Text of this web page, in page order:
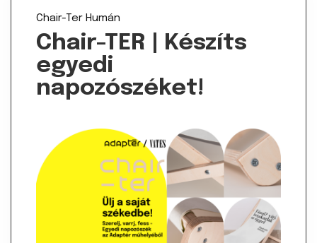
Chair-Ter Humán
Chair-TER | Készíts
egyedi
napozószéket!